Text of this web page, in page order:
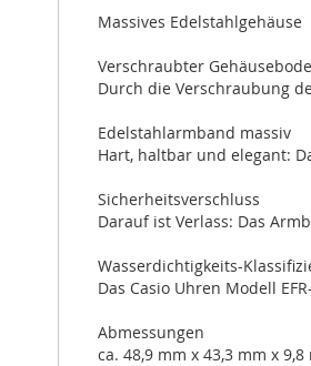
Massives Edelstahlgehäuse
Verschraubter
Durch die Verschraubung
Edelstahlarmband massiv
Hart, haltbar und elegant:
Sicherheitsverschluss
Darauf ist Verlass: Das
Wasserdichtigkeits-
Das Casio Uhren Modell
Abmessungen
ca. 48,9 mm x 43,3 mm x 9,8